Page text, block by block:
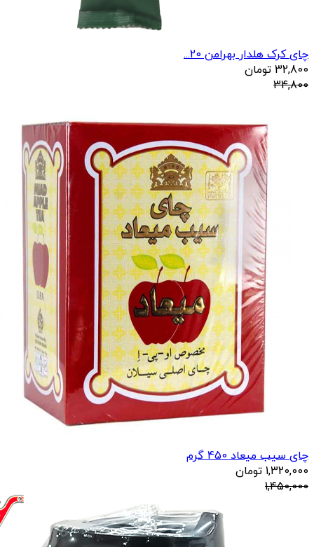
چای کرک هلدار بهرامن 20...
32,800 تومان
34,800
چای سیب میعاد 450 گرم
1,320,000 تومان
1,450,000